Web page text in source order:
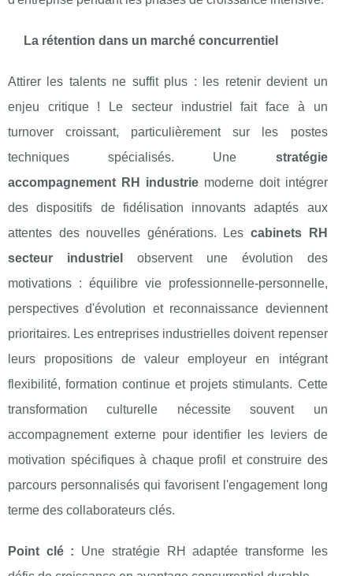
La rétention dans un marché concurrentiel
Attirer les talents ne suffit plus : les retenir devient un
enjeu critique ! Le secteur industriel fait face à un
turnover croissant, particulièrement sur les postes
techniques spécialisés. Une stratégie
accompagnement RH industriemoderne doit intégrer
des dispositifs de fidélisation innovants adaptés aux
attentes des nouvelles générations. Les cabinets RH
secteur industriel
observent une évolution des
motivations : équilibre vie professionnelle-personnelle,
perspectives d'évolution et reconnaissance deviennent
prioritaires. Les entreprises industrielles doivent repenser
leurs propositions de valeur employeur en intégrant
flexibilité, formation continue et projets stimulants. Cette
transformation culturelle nécessite souvent un
accompagnement externe pour identifier les leviers de
motivation spécifiques à chaque profil et construire des
parcours personnalisés qui favorisent l'engagement long
terme des collaborateurs clés.
Point clé : Une stratégie RH adaptée transforme les